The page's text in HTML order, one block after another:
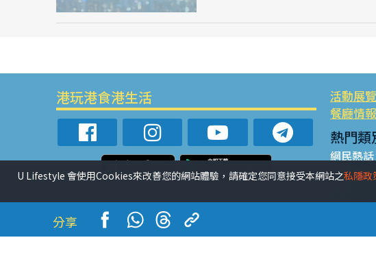
分享
港玩港食港生活 活動展覽
餐廳情報
熱門類
網民熱話
餐廳情報
U Lifestyle 會使用Cookies來改善您的網站體驗，請確定您同意接受本網站之私隱政